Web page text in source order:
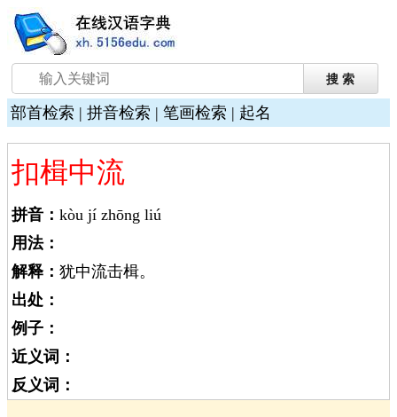
部首检索 | 拼音检索 | 笔画检索 | 起名
扣楫中流
拼音： kòu jí zhōng liú
用法：
解释： 犹中流击楫。
出处：
例子：
近义词：
反义词：